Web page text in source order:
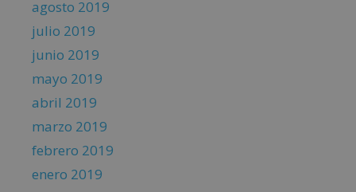
agosto 2019
julio 2019
junio 2019
mayo 2019
abril 2019
marzo 2019
febrero 2019
enero 2019